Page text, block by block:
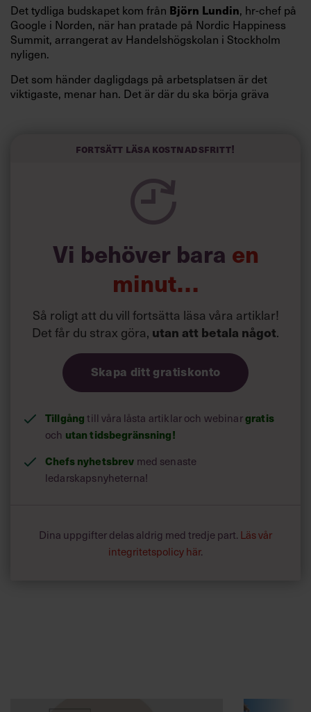
Det tydliga budskapet kom från Björn Lundin, hr-chef på
Google i Norden, när han pratade på Nordic Happiness
Summit, arrangerat av Handelshögskolan i Stockholm
nyligen.
Det som händer dagligdags på arbetsplatsen är det
viktigaste, menar han. Det är där du ska börja gräva
och höjt arbetsglädjen på Google:
Fortsätt läsa kostnadsfritt!
Vi behöver bara en
minut…
Så roligt att du vill fortsätta läsa våra artiklar!
Det får du strax göra, utan att betala något.
Skapa ditt gratiskonto
Tillgångtill våra låsta artiklar och webinargratis
och utan tidsbegränsning!
Chefs nyhetsbrev med senaste
ledarskapsnyheterna!
Dina uppgifter delas aldrig med tredje part. Läs vår
integritetspolicy här.